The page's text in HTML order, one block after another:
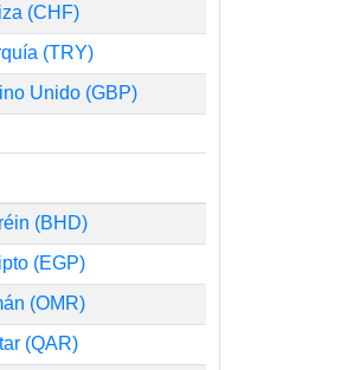
(CHF)
(TRY)
Unido (GBP)
(BHD)
(EGP)
(OMR)
(QAR)